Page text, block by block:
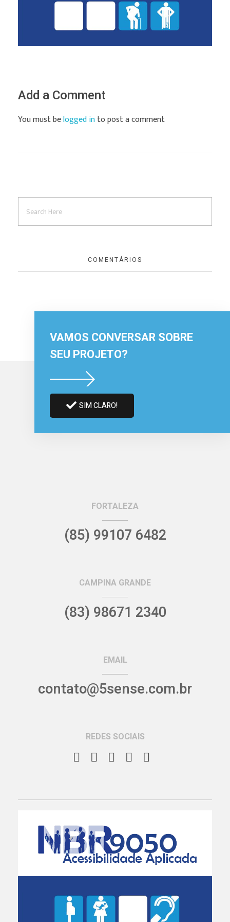
Add a Comment
You must belogged into post a comment
COMENTÁRIOS
VAMOS CONVERSAR SOBRE
SEU PROJETO?
SIM CLARO!
FORTALEZA
(85) 99107 6482
CAMPINA GRANDE
(83) 98671 2340
EMAIL
contato@5sense.com.br
REDES SOCIAIS